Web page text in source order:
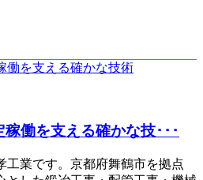
働を支える確かな技･･･
工業です。京都府舞鶴市を拠点